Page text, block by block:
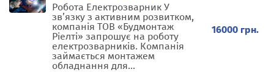
Робота Електрозварник У
зв’язку з активним розвитком,
компанія ТОВ «Будмонтаж
Ріелті» запрошує на роботу
електрозварників. Компанія
займається монтажем
обладнання для...
16000 грн.